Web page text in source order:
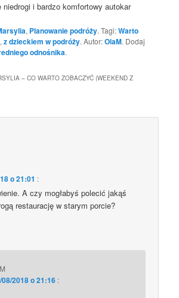
i bardzo komfortowy autokar
, Planowanie podróży. Tagi:Warto
,z dzieckiem w podróży. Autor:OlaM. Dodaj
odnośnika.
– CO WARTO ZOBACZYĆ (WEEKEND Z
o 21:01 :
A czy mogłabyś polecić jakąś
restaurację w starym porcie?
08/2018 o 21:16 :